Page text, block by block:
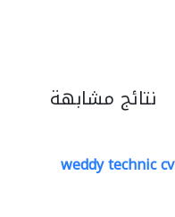
نتائج مشابهة
weddy technic cv